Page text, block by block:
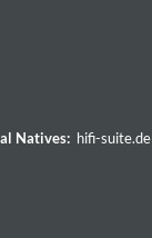
Natives: hifi-suite.de